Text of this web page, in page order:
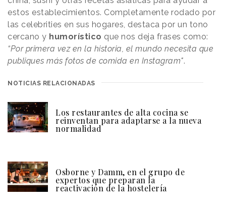
estos establecimientos. Completamente rodado por
las celebrities en sus hogares, destaca por un tono
cercano y humorístico que nos deja frases como:
“Por primera vez en la historia, el mundo necesita que
publiques más fotos de comida en Instagram".
NOTICIAS RELACIONADAS
Los restaurantes de alta cocina se
reinventan para adaptarse a la nueva
normalidad
Osborne y Damm, en el grupo de
expertos que preparan la
reactivación de la hostelería